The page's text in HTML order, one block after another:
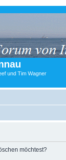
und Tim Wagner
möchtest?